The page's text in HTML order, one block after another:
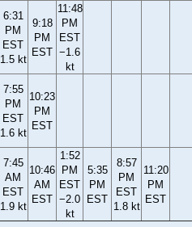
6:31
PM
EST
1.5 kt
9:18
PM
EST
11:48
PM
EST
−1.6
kt
7:55
PM
EST
1.6 kt
10:23
PM
EST
7:45
AM
EST
1.9 kt
10:46
AM
EST
1:52
PM
EST
−2.0
kt
5:35
PM
EST
8:57
PM
EST
1.8 kt
11:20
PM
EST